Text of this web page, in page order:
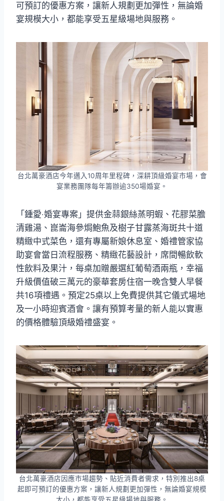
可預訂的優惠方案，讓新人規劃更加彈性，無論婚
宴規模大小，都能享受五星級場地與服務。
台北萬豪酒店今年邁入10周年里程碑，深耕頂級婚宴市場，會
宴業務團隊每年籌辦逾350場婚宴。
「鍾愛‧婚宴專案」提供金蒜銀絲蒸明蝦、花膠菜膽
清雞湯、崑崙海參焗鮑魚及樹子甘露蒸海斑共十道
精緻中式菜色，還有專屬新娘休息室、婚禮管家協
助宴會當日流程服務、精緻花藝設計，席間暢飲軟
性飲料及果汁，每桌加贈嚴選紅葡萄酒兩瓶，幸福
升級價值破三萬元的豪華套房住宿⼀晚含雙人早餐
共16項禮遇。預定25桌以上免費提供其它儀式場地
及⼀小時迎賓酒會。讓有預算考量的新人能以實惠
的價格體驗頂級婚禮盛宴。
台北萬豪酒店因應市場趨勢、貼近消費者需求，特別推出8桌
起即可預訂的優惠方案，讓新人規劃更加彈性，無論婚宴規模
大小，都能享受五星級場地與服務。